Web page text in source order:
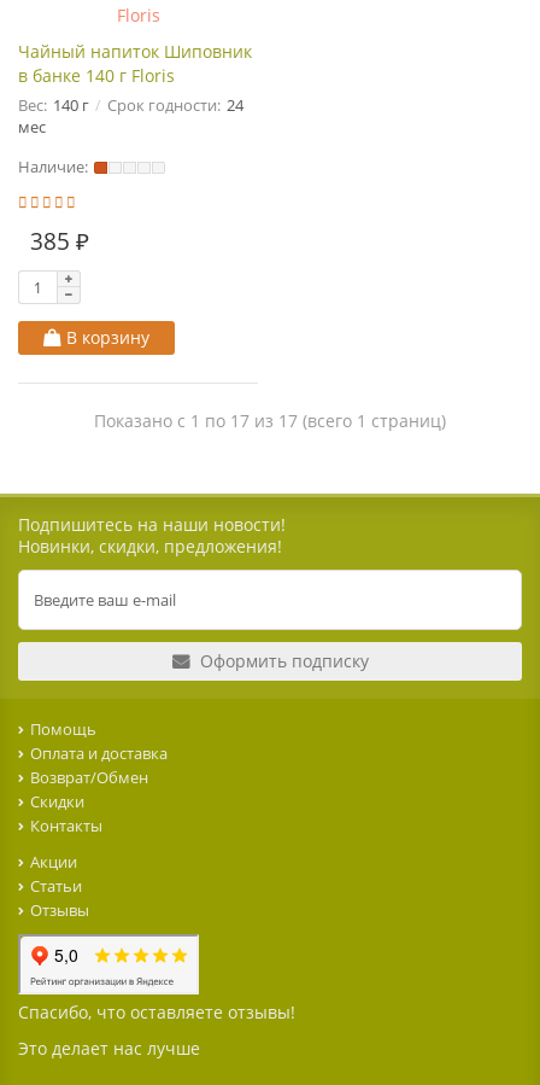
Чайный напиток Шиповник
в банке 140 г Floris
Вес: 140 г Срок годности: 24
мес
Наличие:
385 ₽
В корзину
Показано с 1 по 17 из 17 (всего 1 страниц)
Подпишитесь на наши новости!
Новинки, скидки, предложения!
Оформить подписку
Помощь
Оплата и доставка
Возврат/Обмен
Скидки
Контакты
Акции
Статьи
Отзывы
Спасибо, что оставляете отзывы!
Это делает нас лучше